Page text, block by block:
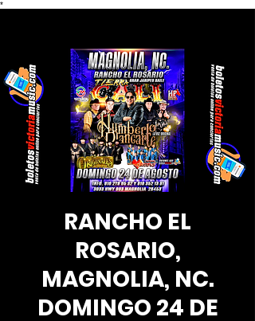
*
RANCHO EL
ROSARIO,
MAGNOLIA, NC.
DOMINGO 24 DE